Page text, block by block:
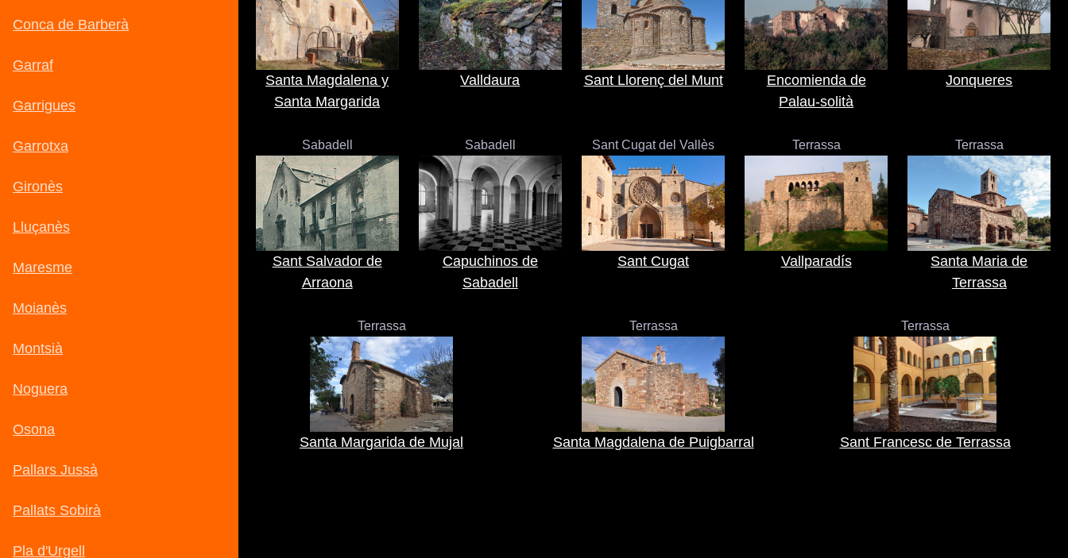
Santa Magdalena y
Santa Margarida
Valldaura Sant Llorenç del Munt
Encomienda de
Palau-solità
Jonqueres
Sabadell
Sant Salvador de
Arraona
Sabadell
Capuchinos de
Sabadell
Sant Cugat del Vallès
Sant Cugat
Terrassa
Vallparadís
Terrassa
Santa Maria de
Terrassa
Terrassa
Santa Margarida de Mujal
Terrassa
Santa Magdalena de Puigbarral
Terrassa
Sant Francesc de Terrassa